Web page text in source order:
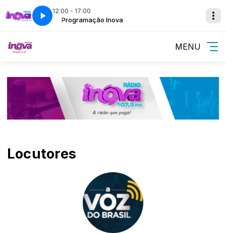
12:00 - 17:00
Programação Inova
MENU
Locutores